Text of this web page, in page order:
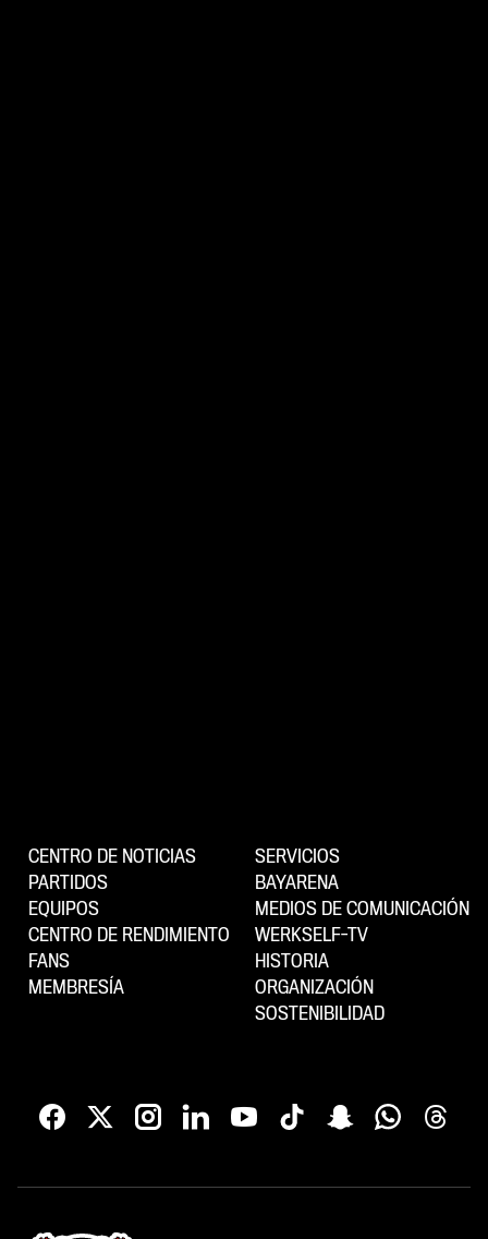
CENTRO DE NOTICIAS
PARTIDOS
EQUIPOS
CENTRO DE RENDIMIENTO
FANS
MEMBRESÍA
SERVICIOS
BAYARENA
MEDIOS DE COMUNICACIÓN
WERKSELF-TV
HISTORIA
ORGANIZACIÓN
SOSTENIBILIDAD